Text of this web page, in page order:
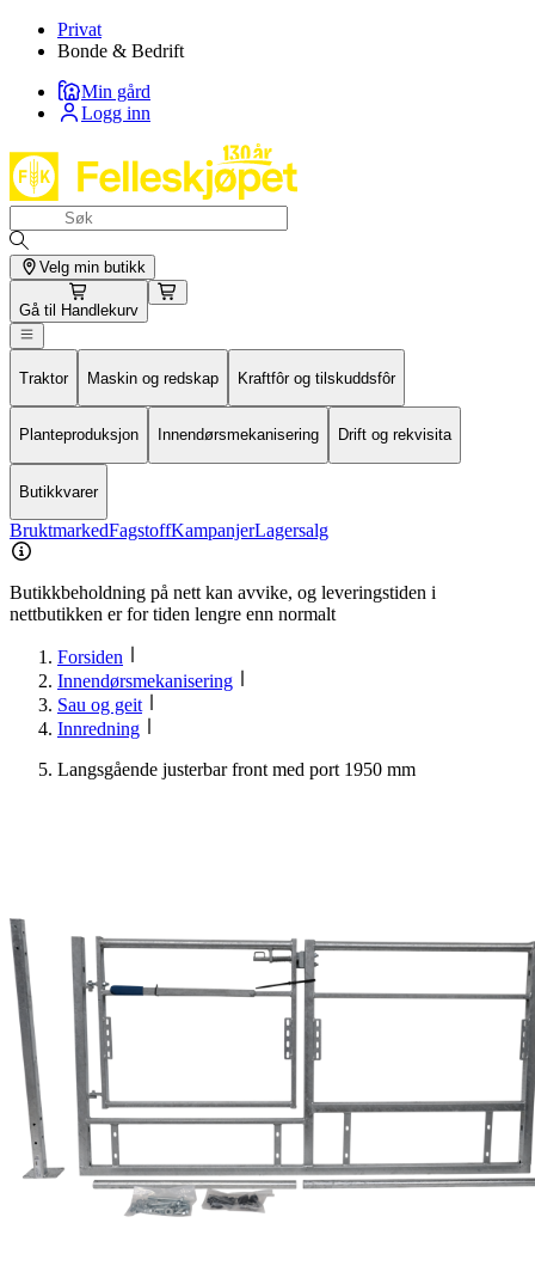
Privat
Bonde & Bedrift
Min gård
Logg inn
Velg min butikk
Gå til Handlekurv
Traktor Maskin og redskap Kraftfôr og tilskuddsfôr
Planteproduksjon Innendørsmekanisering Drift og rekvisita
Butikkvarer
BruktmarkedFagstoffKampanjerLagersalg
Butikkbeholdning på nett kan avvike, og leveringstiden i
nettbutikken er for tiden lengre enn normalt
Forsiden
Innendørsmekanisering
Sau og geit
Innredning
Langsgående justerbar front med port 1950 mm